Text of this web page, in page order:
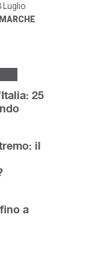
Luglio
25
il
a